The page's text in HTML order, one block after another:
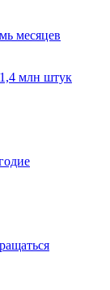
месяцев
млн штук